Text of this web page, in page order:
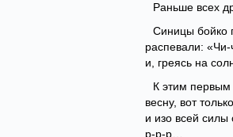
Раньше всех
Синицы бойко
распевали:
и, греясь на
К этим первым
весну, вот
и изо всей силы
р-р-р…